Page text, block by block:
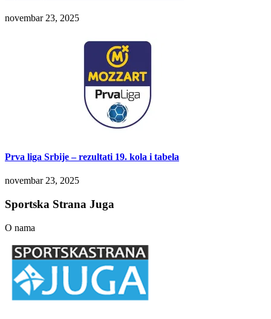
novembar 23, 2025
Prva liga Srbije – rezultati 19. kola i tabela
novembar 23, 2025
Sportska Strana Juga
O nama